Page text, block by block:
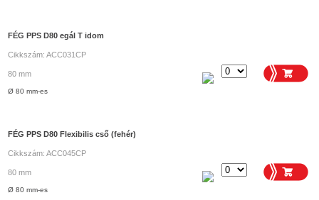
FÉG PPS D80 egál T idom
Cikkszám: ACC031CP
80 mm
Ø 80 mm-es
FÉG PPS D80 Flexibilis cső (fehér)
Cikkszám: ACC045CP
80 mm
Ø 80 mm-es